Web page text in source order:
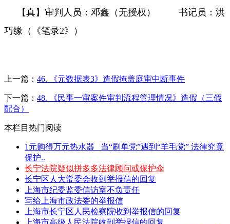
【真】审判人员：邓鑫（无授权）
书记员：洪
巧缘（《笔录2》）
上一篇： 46. 《元数据表3》造假掩盖庭审中断事件
下一篇： 48. 《民事一审案件审判流程管理情况》造假（三假
配合）
本栏目热门阅读
1元购得万元热水器 _当“刷单党”遇到“羊毛党” 法律究竟
保护..
长宁法院疑似拼多多法律顾问或保护伞
长宁区人大常委会收到举报信的回复
上海市纪委监委信访室不负责任
写给上海市政法委的举报信
上海市长宁区人民检察院收到举报信的回复
上海市高级人民法院收到举报信的回复